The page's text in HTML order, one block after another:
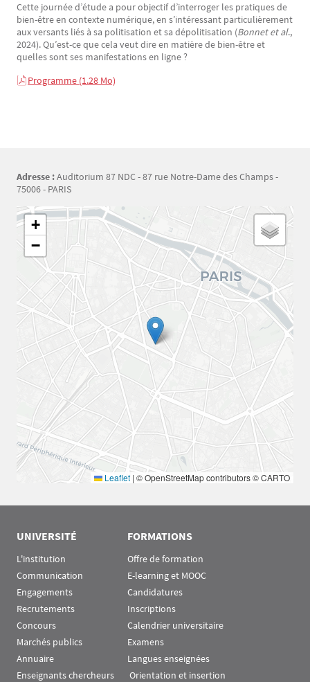
Cette journée d’étude a pour objectif d’interroger les pratiques de
bien-être en contexte numérique, en s’intéressant particulièrement
aux versants liés à sa politisation et sa dépolitisation (Bonnet et al.,
2024). Qu’est-ce que cela veut dire en matière de bien-être et
quelles sont ses manifestations en ligne ?
Programme (1.28 Mo)
Adresse :Auditorium 87 NDC - 87 rue Notre-Dame des Champs -
75006 - PARIS
Géolocalisation
+
−
Leaflet | © OpenStreetMap contributors © CARTO
UNIVERSITÉ
L'institution
Communication
Engagements
Recrutements
Concours
Marchés publics
Annuaire
Enseignants chercheurs
FORMATIONS
Offre de formation
E-learning et MOOC
Candidatures
Inscriptions
Calendrier universitaire
Examens
Langues enseignées
Orientation et insertion